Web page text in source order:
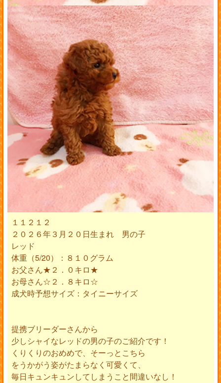
１１２１２
２０２６年３月２０日生まれ 男の子
レッド
体重（5/20）：８１０グラム
お父さん★２．０キロ★
お母さん☆２．８キロ☆
成犬時予想サイズ：タイニーサイズ
提携ブリーダーさんから
少しシャイなレッドの男の子のご紹介です！
くりくりのおめめで、そーっとこちら
をうかがう姿がたまらなく可愛くて、
毎日キュンキュンしてしまうこと間違いなし！